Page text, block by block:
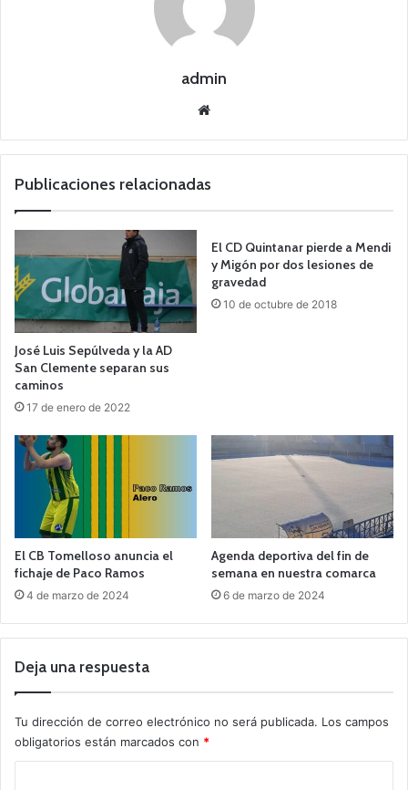
admin
we
Publicaciones relacionadas
José Luis Sepúlveda y la AD
San Clemente separan sus
caminos
17 de enero de 2022
El CD Quintanar pierde a Mendi
y Migón por dos lesiones de
gravedad
10 de octubre de 2018
El CB Tomelloso anuncia el
fichaje de Paco Ramos
4 de marzo de 2024
Agenda deportiva del fin de
semana en nuestra comarca
6 de marzo de 2024
Deja una respuesta
Tu dirección de correo electrónico no será publicada. Los campos
obligatorios están marcados con *